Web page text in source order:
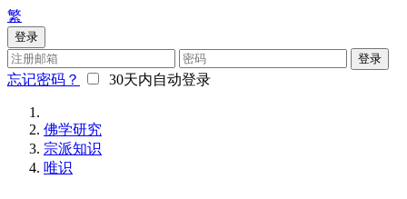
繁
登录
登录
忘记密码？ 30天内自动登录
佛学研究
宗派知识
唯识